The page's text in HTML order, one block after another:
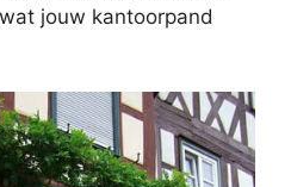
jouw kantoorpand